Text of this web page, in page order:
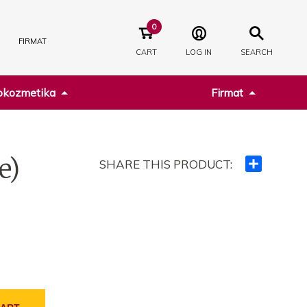
FIRMAT
CART
0
LOG IN SEARCH
Firmat
SHARE THIS PRODUCT: